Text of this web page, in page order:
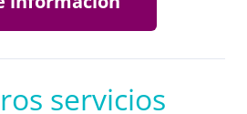
servicios